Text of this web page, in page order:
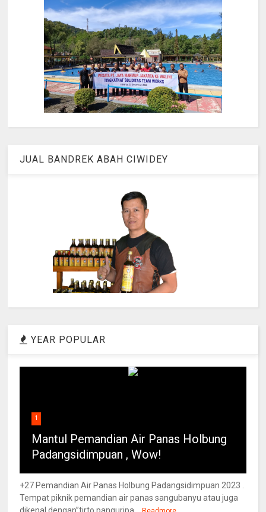
JUAL BANDREK ABAH CIWIDEY
YEAR POPULAR
1
Mantul Pemandian Air Panas Holbung
Padangsidimpuan , Wow!
+27 Pemandian Air Panas Holbung Padangsidimpuan 2023 .
Tempat piknik pemandian air panas sangubanyu atau juga
dikenal dengan”tirto panguripa...